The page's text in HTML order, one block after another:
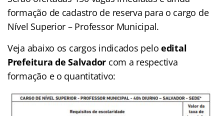
formação de cadastro de reserva para o cargo de
Nível Superior – Professor Municipal.
Veja abaixo os cargos indicados peloedital
Prefeitura de Salvador com a respectiva
formação e o quantitativo: